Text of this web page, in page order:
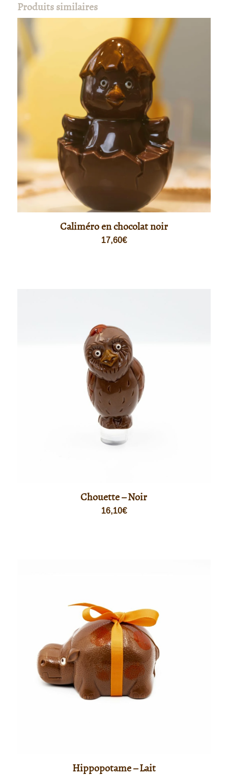
Produits similaires
Caliméro en chocolat noir
17,60€
Chouette – Noir
16,10€
Hippopotame – Lait